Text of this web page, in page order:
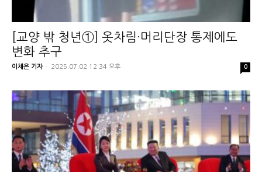
[교양 밖 청년①] 옷차림·머리단장 통제에도
변화 추구
이채은 기자 - 2025.07.02 12:34 오후 0